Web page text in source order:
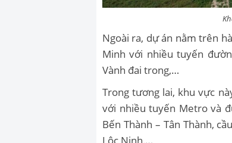
Ngoài ra, dự án nằm trên
Minh với nhiều tuyến
Vành đai trong,…
Trong tương lai, khu vực
với nhiều tuyến Metro và
Bến Thành – Tân Thành,